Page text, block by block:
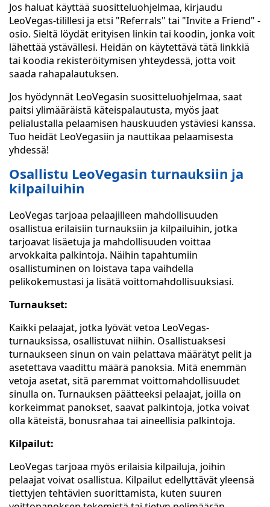
Jos haluat käyttää suositteluohjelmaa, kirjaudu
LeoVegas-tilillesi ja etsi "Referrals" tai "Invite a Friend" -
osio. Sieltä löydät erityisen linkin tai koodin, jonka voit
lähettää ystävällesi. Heidän on käytettävä tätä linkkiä
tai koodia rekisteröitymisen yhteydessä, jotta voit
saada rahapalautuksen.
Jos hyödynnät LeoVegasin suositteluohjelmaa, saat
paitsi ylimääräistä käteispalautusta, myös jaat
pelialustalla pelaamisen hauskuuden ystäviesi kanssa.
Tuo heidät LeoVegasiin ja nauttikaa pelaamisesta
yhdessä!
Osallistu LeoVegasin turnauksiin ja
kilpailuihin
LeoVegas tarjoaa pelaajilleen mahdollisuuden
osallistua erilaisiin turnauksiin ja kilpailuihin, jotka
tarjoavat lisäetuja ja mahdollisuuden voittaa
arvokkaita palkintoja. Näihin tapahtumiin
osallistuminen on loistava tapa vaihdella
pelikokemustasi ja lisätä voittomahdollisuuksiasi.
Turnaukset:
Kaikki pelaajat, jotka lyövät vetoa LeoVegas-
turnauksissa, osallistuvat niihin. Osallistuaksesi
turnaukseen sinun on vain pelattava määrätyt pelit ja
asetettava vaadittu määrä panoksia. Mitä enemmän
vetoja asetat, sitä paremmat voittomahdollisuudet
sinulla on. Turnauksen päätteeksi pelaajat, joilla on
korkeimmat panokset, saavat palkintoja, jotka voivat
olla käteistä, bonusrahaa tai aineellisia palkintoja.
Kilpailut:
LeoVegas tarjoaa myös erilaisia kilpailuja, joihin
pelaajat voivat osallistua. Kilpailut edellyttävät yleensä
tiettyjen tehtävien suorittamista, kuten suuren